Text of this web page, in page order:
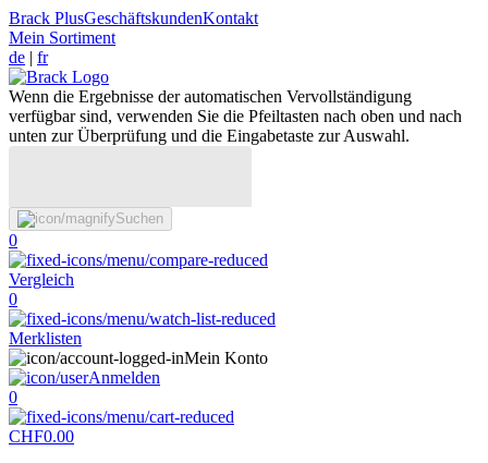
Brack PlusGeschäftskundenKontakt
Mein Sortiment
de | fr
Wenn die Ergebnisse der automatischen Vervollständigung
verfügbar sind, verwenden Sie die Pfeiltasten nach oben und nach
unten zur Überprüfung und die Eingabetaste zur Auswahl.
Suchen
0
Vergleich
0
Merklisten
Mein Konto
Anmelden
0
CHF0.00